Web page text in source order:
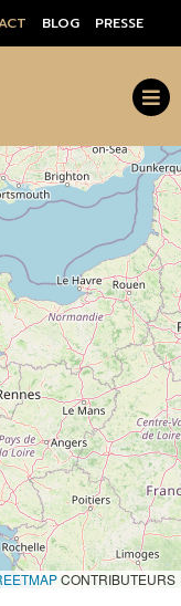
BLOG PRESSE
CONTRIBUTEURS